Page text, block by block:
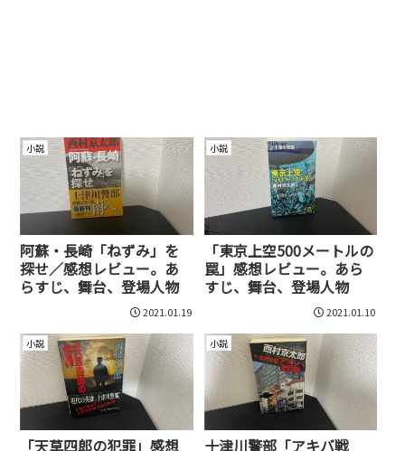
小説
阿蘇・長崎「ねずみ」を
探せ／感想レビュー。あ
らすじ、舞台、登場人物
2021.01.19
小説
「東京上空500メートルの
罠」感想レビュー。あら
すじ、舞台、登場人物
2021.01.10
小説
「天草四郎の犯罪」感想
小説
十津川警部「アキバ戦